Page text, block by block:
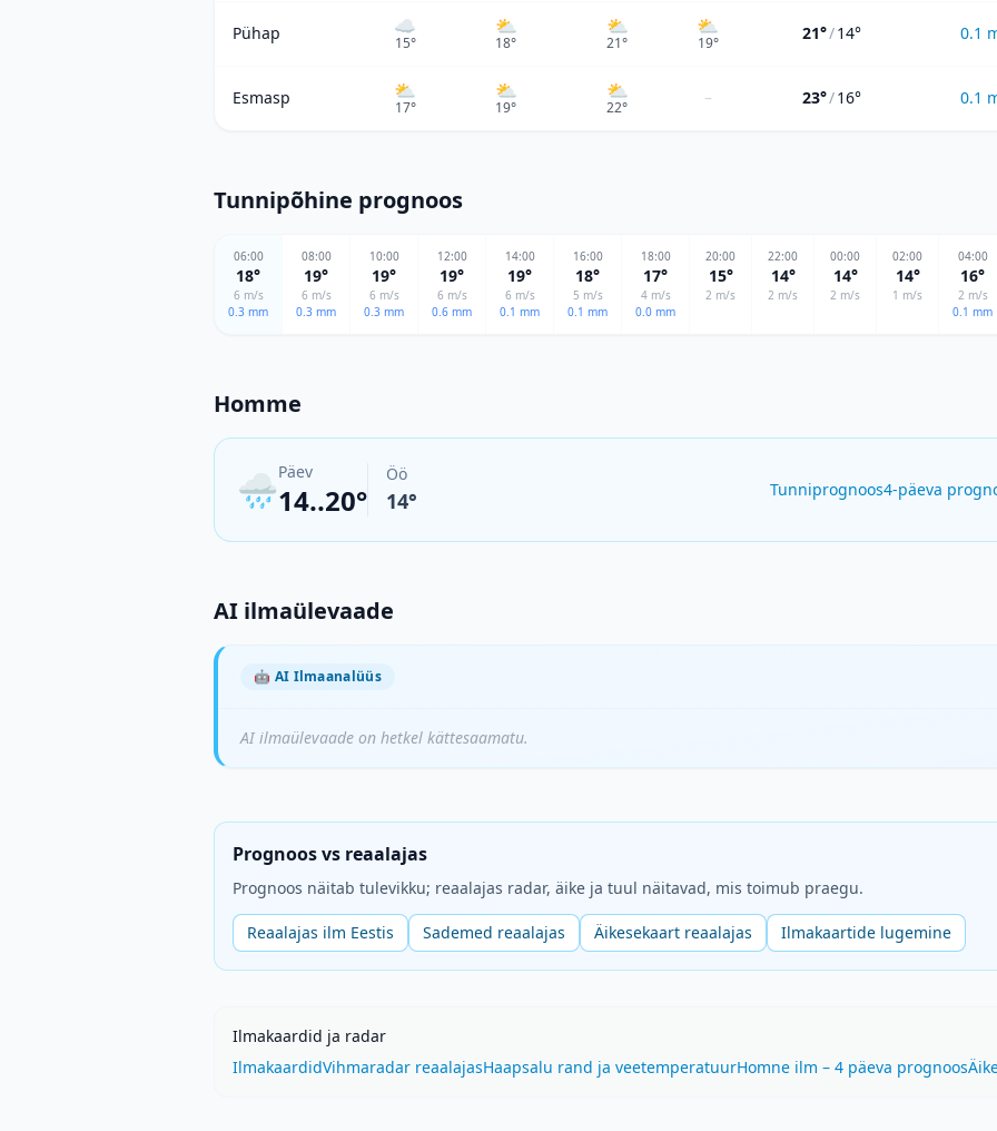
Pühap ☁️
15°
⛅
18°
⛅
21°
⛅
19° 21°/14° 0.1
Esmasp ⛅
17°
⛅
19°
⛅
22° – 23°/16° 0.1
Tunnipõhine prognoos
06:00
18°
6 m/s
0.3 mm
08:00
19°
6 m/s
0.3 mm
10:00
19°
6 m/s
0.3 mm
12:00
19°
6 m/s
0.6 mm
14:00
19°
6 m/s
0.1 mm
16:00
18°
5 m/s
0.1 mm
18:00
17°
4m/s
0.0 mm
20:00
15°
2 m/s
22:00
14°
2 m/s
00:00
14°
2 m/s
02:00
14°
1 m/s
04:00
16°
2 m/s
0.1 mm
Homme
🌧️Päev
14..20°
Öö
14° Tunniprognoos4-päeva
AI ilmaülevaade
🤖 AI Ilmaanalüüs
AI ilmaülevaade on hetkel kättesaamatu.
Prognoos vs reaalajas
Prognoos näitab tulevikku; reaalajas radar, äike ja tuul näitavad, mis toimub praegu.
Reaalajas ilm Eestis Sademed reaalajas Äikesekaart reaalajas Ilmakaartide lugemine
Ilmakaardid ja radar
IlmakaardidVihmaradar reaalajasHaapsalu rand ja veetemperatuurHomne ilm – 4 päeva prognoos